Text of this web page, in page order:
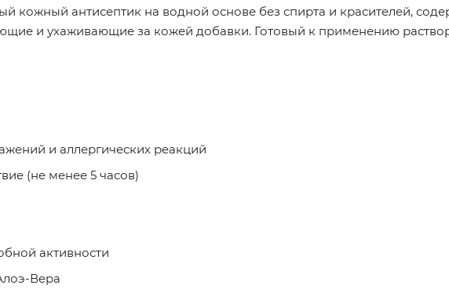
кожный антисептик на водной основе без спирта и красителей,
и ухаживающие за кожей добавки. Готовый к применению
и аллергических реакций
(не менее 5 часов)
активности
Вера